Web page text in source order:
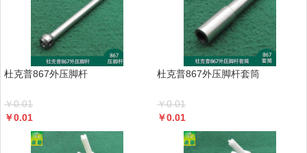
杜克普867外压脚杆
￥0.01
￥0.01
杜克普867外压脚杆套筒
￥0.01
￥0.01